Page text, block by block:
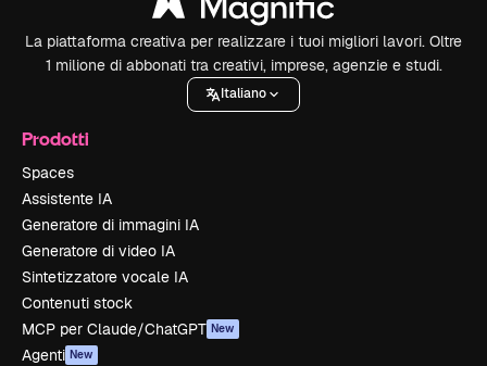
La piattaforma creativa per realizzare i tuoi migliori lavori. Oltre
1 milione di abbonati tra creativi, imprese, agenzie e studi.
Italiano
Prodotti
Spaces
Assistente IA
Generatore di immagini IA
Generatore di video IA
Sintetizzatore vocale IA
Contenuti stock
MCP per Claude/ChatGPT New
Agenti New